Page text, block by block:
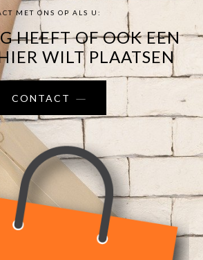
MET ONS OP ALS U:
HEEFT OF OOK EEN
WILT PLAATSEN
CONTACT